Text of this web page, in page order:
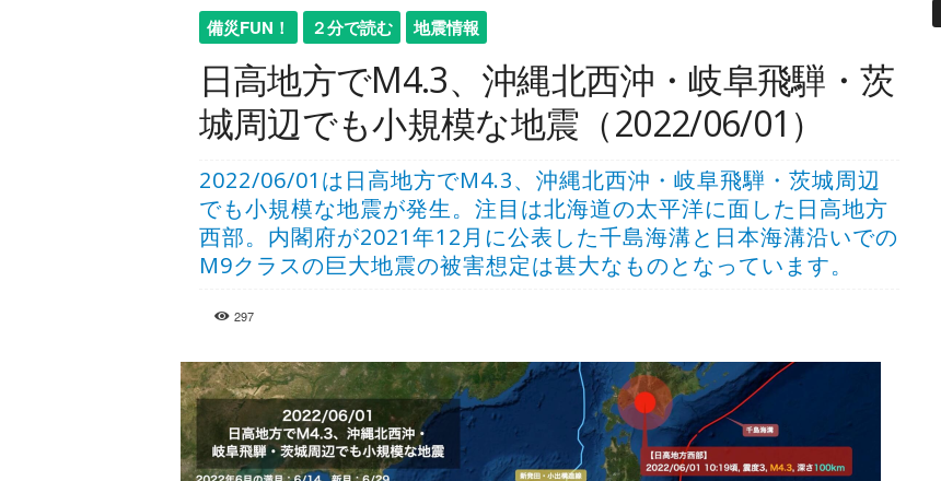
備災FUN！ ２分で読む 地震情報
日高地方でM4.3、沖縄北西沖・岐阜飛騨・茨
城周辺でも小規模な地震（2022/06/01）
2022/06/01は日高地方でM4.3、沖縄北西沖・岐阜飛騨・茨城周辺
でも小規模な地震が発生。注目は北海道の太平洋に面した日高地方
西部。内閣府が2021年12月に公表した千島海溝と日本海溝沿いでの
M9クラスの巨大地震の被害想定は甚大なものとなっています。
297